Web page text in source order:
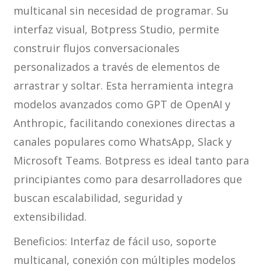
multicanal sin necesidad de programar. Su
interfaz visual, Botpress Studio, permite
construir flujos conversacionales
personalizados a través de elementos de
arrastrar y soltar. Esta herramienta integra
modelos avanzados como GPT de OpenAI y
Anthropic, facilitando conexiones directas a
canales populares como WhatsApp, Slack y
Microsoft Teams. Botpress es ideal tanto para
principiantes como para desarrolladores que
buscan escalabilidad, seguridad y
extensibilidad.
Beneficios: Interfaz de fácil uso, soporte
multicanal, conexión con múltiples modelos